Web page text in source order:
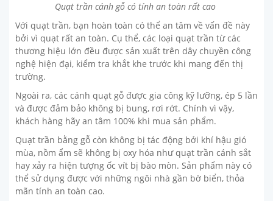
Quạt trần cánh gỗ có tính an toàn rất cao
Với quạt trần, bạn hoàn toàn có thể an tâm về vấn đề này
bởi vì quạt rất an toàn. Cụ thể, các loại quạt trần từ các
thương hiệu lớn đều được sản xuất trên dây chuyền công
nghệ hiện đại, kiểm tra khắt khe trước khi mang đến thị
trường.
Ngoài ra, các cánh quạt gỗ được gia công kỹ lưỡng, ép 5 lần
và được đảm bảo không bị bung, rơi rớt. Chính vì vậy,
khách hàng hãy an tâm 100% khi mua sản phẩm.
Quạt trần bằng gỗ còn không bị tác động bởi khí hậu gió
mùa, nồm ẩm sẽ không bị oxy hóa như quạt trần cánh sắt
hay xảy ra hiện tượng ốc vít bị bào mòn. Sản phẩm này có
thể sử dụng được với những ngôi nhà gần bờ biển, thỏa
mãn tính an toàn cao.